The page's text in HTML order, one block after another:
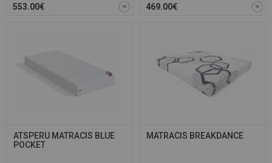
553.00€
469.00€
ATSPERU MATRACIS BLUE
POCKET
MATRACIS BREAKDANCE